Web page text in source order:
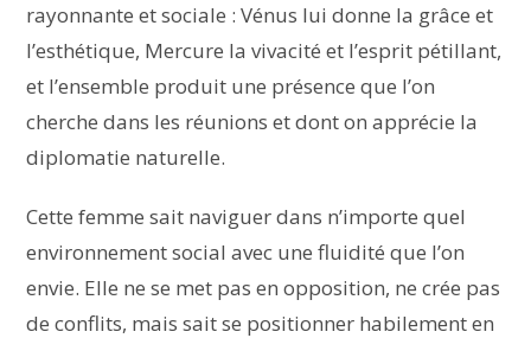
rayonnante et sociale : Vénus lui donne la grâce et
l’esthétique, Mercure la vivacité et l’esprit pétillant,
et l’ensemble produit une présence que l’on
cherche dans les réunions et dont on apprécie la
diplomatie naturelle.
Cette femme sait naviguer dans n’importe quel
environnement social avec une fluidité que l’on
envie. Elle ne se met pas en opposition, ne crée pas
de conflits, mais sait se positionner habilement en